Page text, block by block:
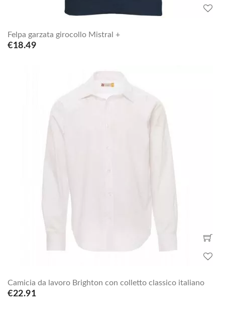
Felpa garzata girocollo Mistral +
€18.49
Camicia da lavoro Brighton con colletto classico italiano
€22.91